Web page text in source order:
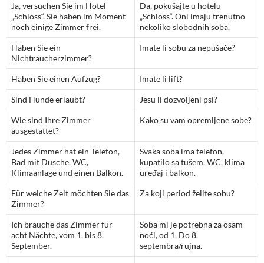
Ja, versuchen Sie im Hotel
„Schloss“. Sie haben im Moment
noch einige Zimmer frei.
Da, pokušajte u hotelu
„Schloss“. Oni imaju trenutno
nekoliko slobodnih soba.
Haben Sie ein
Nichtraucherzimmer?
Imate li sobu za nepušače?
Haben Sie einen Aufzug? Imate li lift?
Sind Hunde erlaubt? Jesu li dozvoljeni psi?
Wie sind Ihre Zimmer
ausgestattet?
Kako su vam opremljene sobe?
Jedes Zimmer hat ein Telefon,
Bad mit Dusche, WC,
Klimaanlage und einen Balkon.
Svaka soba ima telefon,
kupatilo sa tušem, WC, klima
uređaj i balkon.
Für welche Zeit möchten Sie das
Zimmer?
Za koji period želite sobu?
Ich brauche das Zimmer für
acht Nächte, vom 1. bis 8.
September.
Soba mi je potrebna za osam
noći, od 1. Do 8.
septembra/rujna.